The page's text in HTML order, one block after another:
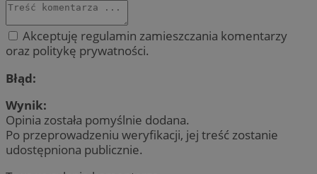
Akceptuję regulamin zamieszczania komentarzy
oraz politykę prywatności.
Błąd:
Wynik:
Opinia została pomyślnie dodana.
Po przeprowadzeniu weryfikacji, jej treść zostanie
udostępniona publicznie.